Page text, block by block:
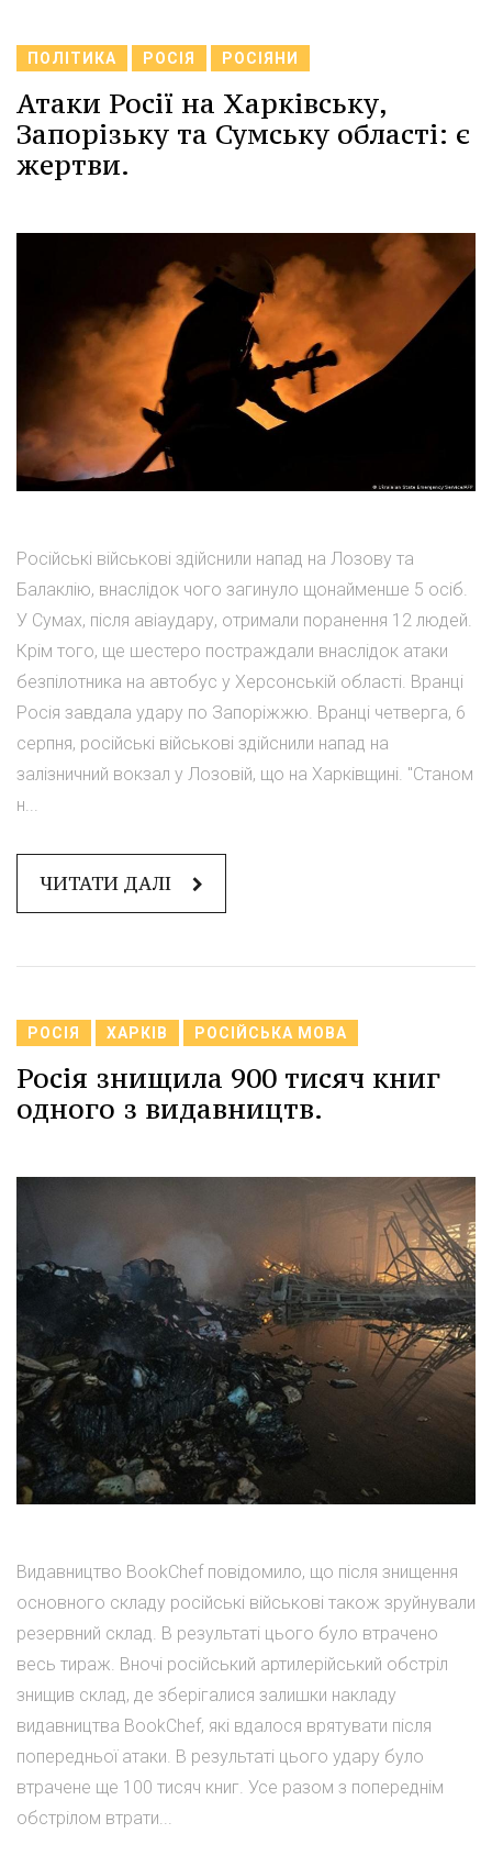
ПОЛІТИКА РОСІЯ РОСІЯНИ
Атаки Росії на Харківську,
Запорізьку та Сумську області: є
жертви.
Російські військові здійснили напад на Лозову та
Балаклію, внаслідок чого загинуло щонайменше 5 осіб.
У Сумах, після авіаудару, отримали поранення 12 людей.
Крім того, ще шестеро постраждали внаслідок атаки
безпілотника на автобус у Херсонській області. Вранці
Росія завдала удару по Запоріжжю. Вранці четверга, 6
серпня, російські військові здійснили напад на
залізничний вокзал у Лозовій, що на Харківщині. "Станом
н...
ЧИТАТИ ДАЛІ
РОСІЯ ХАРКІВ РОСІЙСЬКА МОВА
Росія знищила 900 тисяч книг
одного з видавництв.
Видавництво BookChef повідомило, що після знищення
основного складу російські військові також зруйнували
резервний склад. В результаті цього було втрачено
весь тираж. Вночі російський артилерійський обстріл
знищив склад, де зберігалися залишки накладу
видавництва BookChef, які вдалося врятувати після
попередньої атаки. В результаті цього удару було
втрачене ще 100 тисяч книг. Усе разом з попереднім
обстрілом втрати...